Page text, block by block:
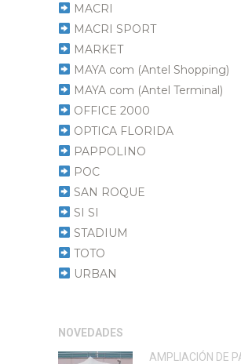
MACRI
MACRI SPORT
MARKET
MAYA com (Antel Shopping)
MAYA com (Antel Terminal)
OFFICE 2000
OPTICA FLORIDA
PAPPOLINO
POC
SAN ROQUE
SI SI
STADIUM
TOTO
URBAN
NOVEDADES
AMPLIACIÓN DE